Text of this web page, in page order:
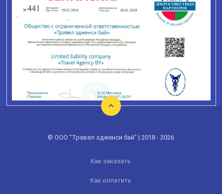
© ООО "Травел эдженси бай" | 2018 - 2026
Как заказать
Как оплатить